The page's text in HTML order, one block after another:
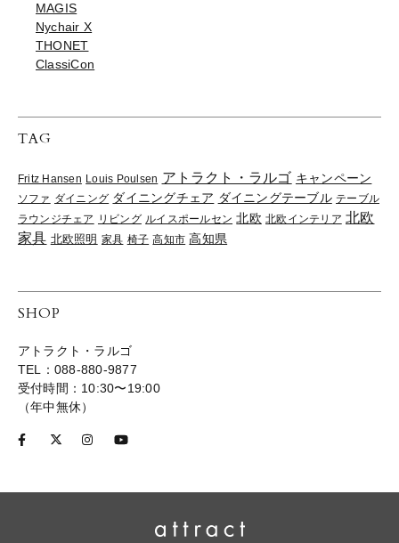
MAGIS
Nychair X
THONET
ClassiCon
TAG
Fritz Hansen Louis Poulsen アトラクト・ラルゴ キャンペーン
ソファ ダイニング ダイニングチェア ダイニングテーブル テーブル
ラウンジチェア リビング ルイスポールセン 北欧 北欧インテリア 北欧
家具 北欧照明 家具 椅子 高知市 高知県
SHOP
アトラクト・ラルゴ
TEL：088-880-9877
受付時間：10:30〜19:00
（年中無休）